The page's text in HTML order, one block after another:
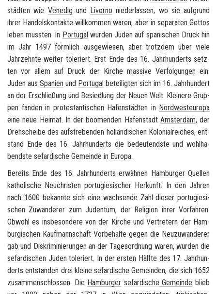
städ­ten wie Ve­ne­dig und Li­vor­no nie­der­las­sen, wo sie auf­grund
ihrer Han­dels­kon­tak­te will­kom­men waren, aber in se­pa­ra­ten Get­tos
leben muss­ten. In Por­tu­gal wur­den Juden auf spa­ni­schen Druck hin
im Jahr 1497 förm­lich aus­ge­wie­sen, aber trotz­dem über viele
Jahr­zehn­te wei­ter to­le­riert. Erst Ende des 16. Jahr­hun­derts setz­
ten vor allem auf Druck der Kir­che mas­si­ve Ver­fol­gun­gen ein.
Juden aus Spa­ni­en und Por­tu­gal be­tei­lig­ten sich im 16. Jahr­hun­dert
an der Er­schlie­ßung und Be­sied­lung der Neuen Welt. Klei­ne­re Grup­
pen fan­den in pro­tes­tan­ti­schen Ha­fen­städ­ten in Nord­west­eu­ro­pa
eine neue Hei­mat. In der boo­men­den Ha­fen­stadt Ams­ter­dam, der
Dreh­schei­be des auf­stre­ben­den hol­län­di­schen Ko­lo­ni­al­rei­ches, ent­
stand Ende des 16. Jahr­hun­derts die be­deu­tends­te und wohl­ha­
bends­te se­far­di­sche Ge­mein­de in Eu­ro­pa.
Be­reits Ende des 16. Jahr­hun­derts er­wäh­nen Ham­bur­gerQuel­len
ka­tho­li­sche Neu­chris­ten por­tu­gie­si­scher Her­kunft. In den Jah­ren
nach 1600 be­kann­te sich eine wach­sen­de Zahl die­ser por­tu­gie­si­
schen Zu­wan­de­rer zum Ju­den­tum, der Re­li­gi­on ihrer Vor­fah­ren.
Ob­wohl es ins­be­son­de­re von der Kir­che und Ver­tre­tern der Ham­
bur­gi­schen Kauf­mann­schaft Vor­be­hal­te gegen die Neu­zu­wan­de­rer
gab und Dis­kri­mi­nie­run­gen an der Ta­ges­ord­nung waren, wur­den die
se­far­di­schen Juden to­le­riert. In der ers­ten Hälf­te des 17. Jahr­hun­
derts ent­stan­den drei klei­ne se­far­di­sche Ge­mein­den, die sich 1652
zu­sam­men­schlos­sen. Die Ham­bur­ger se­far­di­sche Ge­mein­de blieb